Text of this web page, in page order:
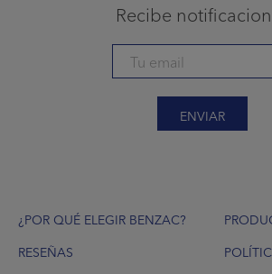
Recibe
ENVIAR
Footer
¿POR QUÉ ELEGIR BENZAC?
RESEÑAS